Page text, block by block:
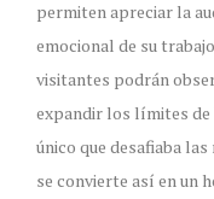
permiten apreciar la
emocional de su
visitantes podrán
expandir los límites de
único que desafiaba
se convierte así en un